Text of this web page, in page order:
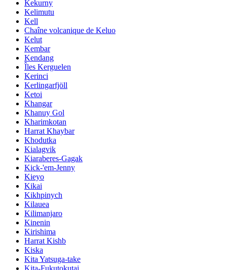
Kekurny
Kelimutu
Kell
Chaîne volcanique de Keluo
Kelut
Kembar
Kendang
Îles Kerguelen
Kerinci
Kerlingarfjöll
Ketoi
Khangar
Khanuy Gol
Kharimkotan
Harrat Khaybar
Khodutka
Kialagvik
Kiaraberes-Gagak
Kick-'em-Jenny
Kieyo
Kikai
Kikhpinych
Kilauea
Kilimanjaro
Kinenin
Kirishima
Harrat Kishb
Kiska
Kita Yatsuga-take
Kita-Fukutokutai